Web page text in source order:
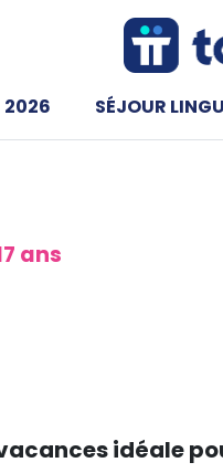
2026 SÉJOUR
ans
idéale